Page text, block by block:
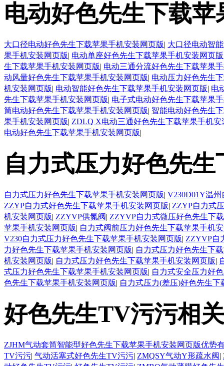
电动好色先生下载
大口径电动好色先生下载苹果手机安装网页版| 大口径电动智
果手机安装网页版| 电动单座好色先生下载苹果手机安装网页版
生下载苹果手机安装网页版| 电动三通分流好色先生下载苹果
动风量好色先生下载苹果手机安装网页版| 电动压力好色先生
机安装网页版| 电动智能好色先生下载苹果手机安装网页版| 电
先生下载苹果手机安装网页版| 电子式电动好色先生下载苹果
筒电动好色先生下载苹果手机安装网页版| 智能电动好色先生
果手机安装网页版| ZDLQ X电动三通好色先生下载苹果手机安
电动好色先生下载苹果手机安装网页版|
自力式压力好色先
自力式压力好色先生下载苹果手机安装网页版| V230D01Y温
ZZYP自力式好色先生下载苹果手机安装网页版| ZZYP自力式
机安装网页版| ZZYVP供氮阀| ZZYVP自力式微压好色先生下
苹果手机安装网页版| 自力式阀前压力好色先生下载苹果手机
V230自力式压力好色先生下载苹果手机安装网页版| ZZYVP自
力好色先生下载苹果手机安装网页版| 自力式压力好色先生下
机安装网页版| 自力式压力好色先生下载苹果手机安装网页版|
式压力好色先生下载苹果手机安装网页版| 自力式安全压力好
色先生下载苹果手机安装网页版| 自力式压力(差压)好色先生
好色先生TV污污相
ZJHM气动套筒智能型好色先生下载苹果手机安装网页版优势
TV污污| 气动活塞式好色先生TV污污| ZMQSY气动Y形疏水阀|